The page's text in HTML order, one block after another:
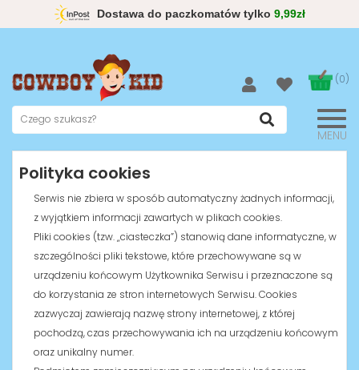
Dostawa do paczkomatów tylko 9,99zł
(0)
MENU
Polityka cookies
Serwis nie zbiera w sposób automatyczny żadnych informacji,
z wyjątkiem informacji zawartych w plikach cookies.
Pliki cookies (tzw. „ciasteczka”) stanowią dane informatyczne, w
szczególności pliki tekstowe, które przechowywane są w
urządzeniu końcowym Użytkownika Serwisu i przeznaczone są
do korzystania ze stron internetowych Serwisu. Cookies
zazwyczaj zawierają nazwę strony internetowej, z której
pochodzą, czas przechowywania ich na urządzeniu końcowym
oraz unikalny numer.